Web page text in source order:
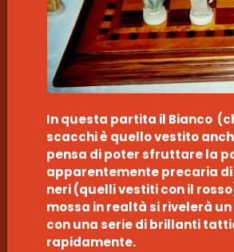
In questa partita il Bianco
scacchi è quello vestito
pensa di poter sfruttare la
apparentemente precaria di
neri (quelli vestiti con il
mossa in realtà si rivelerà un
con una serie di brillanti
rapidamente.